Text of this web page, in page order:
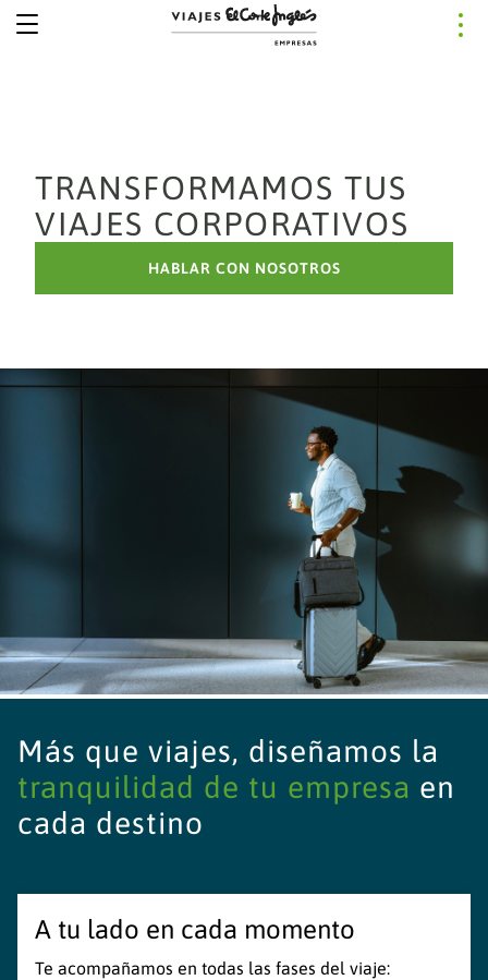
TRANSFORMAMOS TUS
VIAJES CORPORATIVOS
HABLAR CON NOSOTROS
Más que viajes, diseñamos la
tranquilidad de tu empresa en
cada destino
A tu lado en cada momento
Te acompañamos en todas las fases del viaje: